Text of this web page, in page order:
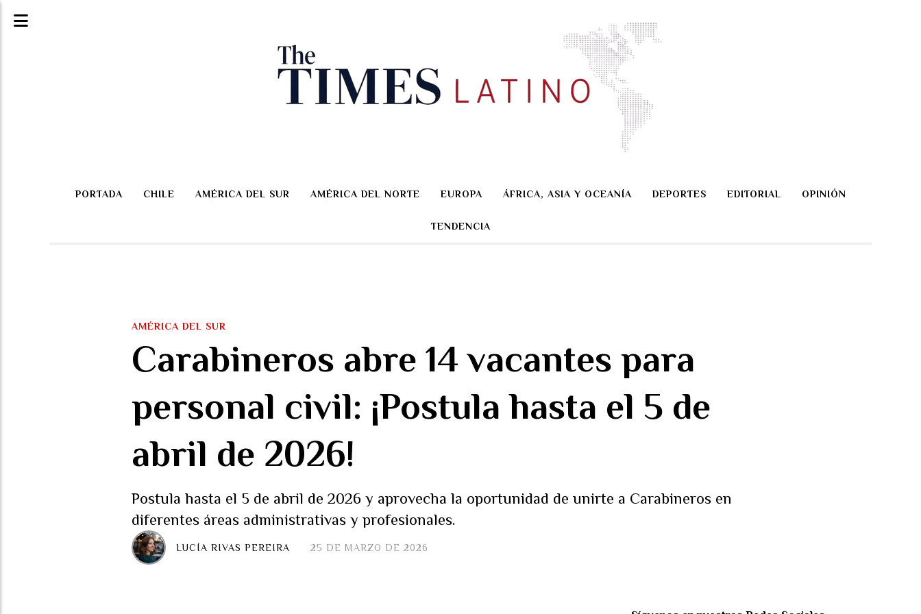
PORTADA CHILE AMÉRICA DEL SUR AMÉRICA DEL NORTE EUROPA ÁFRICA, ASIA Y OCEANÍA DEPORTES EDITORIAL OPINIÓN
TENDENCIA
Carabineros abre 14 vacantes para
personal civil: ¡Postula hasta el 5 de
abril de 2026!
Postula hasta el 5 de abril de 2026 y aprovecha la oportunidad de unirte a Carabineros en
diferentes áreas administrativas y profesionales.
AMÉRICA DEL SUR
25 DE MARZO DE 2026
LUCÍA RIVAS PEREIRA